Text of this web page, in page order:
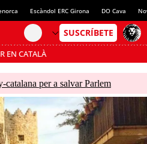
Escàndol ERC Girona DO Cava
EN CATALÀ
estalvi
catalana per a salvar Parlem